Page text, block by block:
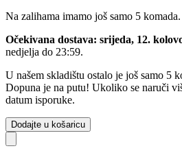
Na zalihama imamo još samo 5 komada.
Očekivana dostava: srijeda, 12.
nedjelja do 23:59.
U našem skladištu ostalo je još samo 5
Dopuna je na putu! Ukoliko se naruči
datum isporuke.
Dodajte u košaricu